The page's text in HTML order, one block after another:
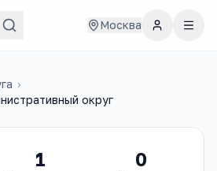
Москва
›
округ
1 0